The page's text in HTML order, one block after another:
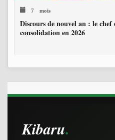
7 mois
Discours de nouvel an : le
consolidation en 2026
Kibaru